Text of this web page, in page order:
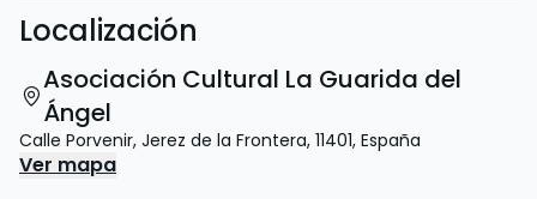
Localización
Asociación Cultural La Guarida del
Ángel
Calle Porvenir, Jerez de la Frontera, 11401, España
Ver mapa